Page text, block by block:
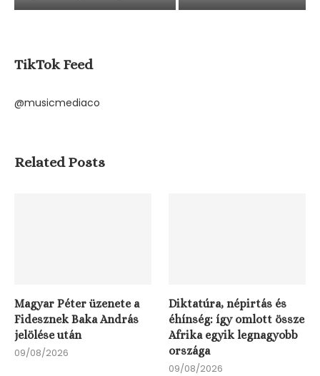
TikTok Feed
@musicmediaco
Related Posts
Magyar Péter üzenete a
Fidesznek Baka András
jelölése után
09/08/2026
Diktatúra, népirtás és
éhínség: így omlott össze
Afrika egyik legnagyobb
országa
09/08/2026